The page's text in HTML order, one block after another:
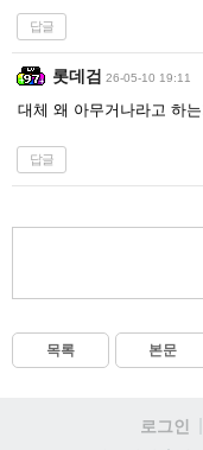
답글
롯데검 26-05-10 19:11
대체 왜 아무거나라고 하
답글
목록 본문
로그인